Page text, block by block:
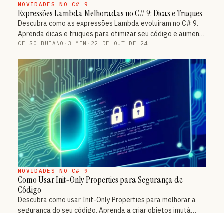
NOVIDADES NO C# 9
Expressões Lambda Melhoradas no C# 9: Dicas e Truques
Descubra como as expressões Lambda evoluíram no C# 9.
Aprenda dicas e truques para otimizar seu código e aumen…
CELSO BUFANO · 3 MIN · 22 DE OUT DE 24
NOVIDADES NO C# 9
Como Usar Init-Only Properties para Segurança de
Código
Descubra como usar Init-Only Properties para melhorar a
segurança do seu código. Aprenda a criar objetos imutá…